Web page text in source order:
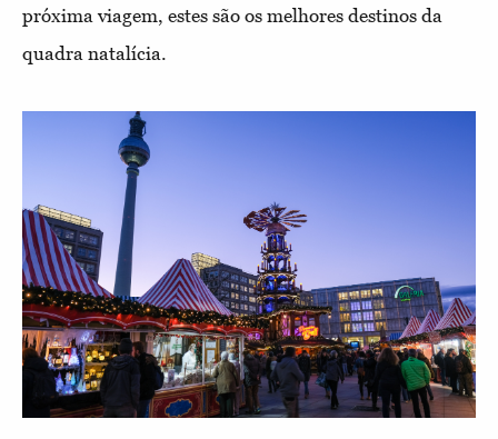
próxima viagem, estes são os melhores destinos da
quadra natalícia.